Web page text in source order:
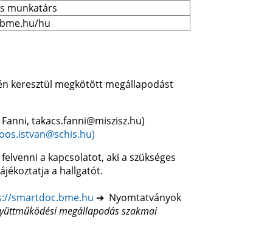
munkatárs
hu
keresztül megkötött megállapodást
takacs.fanni@miszisz.hu)
a kapcsolatot, aki a szükséges
a hallgatót.
smartdoc.bme.hu ➔ Nyomtatványok
megállapodás szakmai